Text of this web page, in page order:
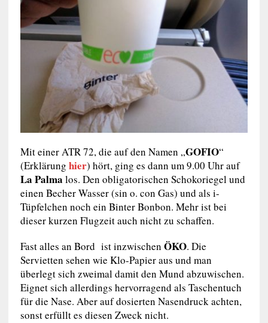
Mit einer ATR 72, die auf den Namen „GOFIO“
(Erklärung hier) hört, ging es dann um 9.00 Uhr auf
La Palma los. Den obligatorischen Schokoriegel und
einen Becher Wasser (sin o. con Gas) und als i-
Tüpfelchen noch ein Binter Bonbon. Mehr ist bei
dieser kurzen Flugzeit auch nicht zu schaffen.
Fast alles an Bord ist inzwischen ÖKO. Die
Servietten sehen wie Klo-Papier aus und man
überlegt sich zweimal damit den Mund abzuwischen.
Eignet sich allerdings hervorragend als Taschentuch
für die Nase. Aber auf dosierten Nasendruck achten,
sonst erfüllt es diesen Zweck nicht.